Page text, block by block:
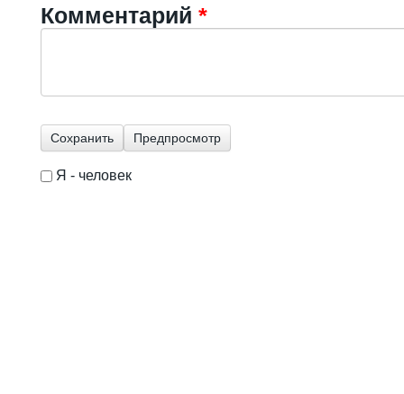
Комментарий *
Я - человек